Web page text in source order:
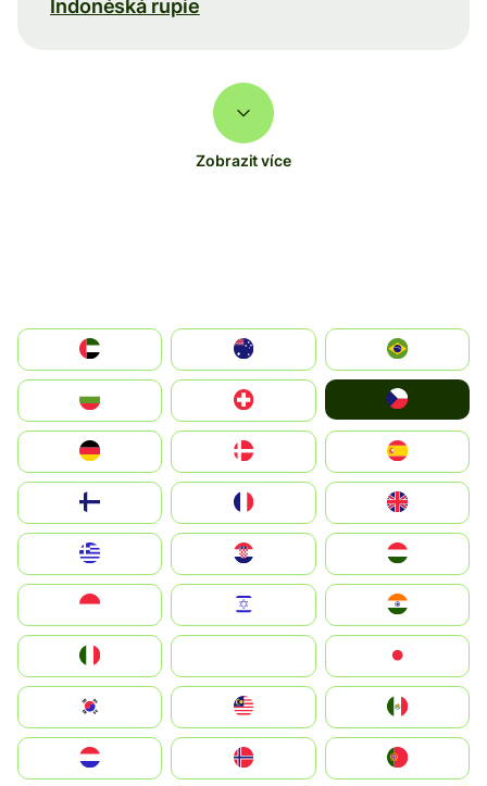
Indonéská rupie
Zobrazit více
الإمارات العربية المتحدة
Switzerland
Deutschland
United Kingdom
Magyarország
South Korea